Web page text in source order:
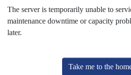
The server is temporarily unable to
maintenance downtime or capacity
later.
Take me to the